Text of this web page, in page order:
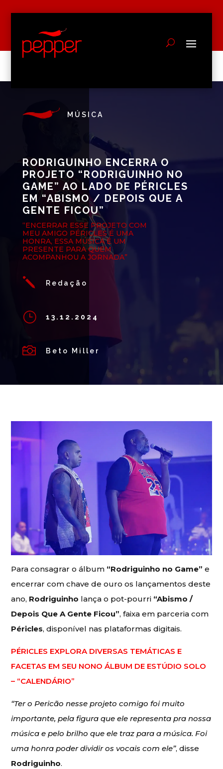
MÚSICA
RODRIGUINHO ENCERRA O
PROJETO “RODRIGUINHO NO
GAME” AO LADO DE PÉRICLES
EM “ABISMO / DEPOIS QUE A
GENTE FICOU”
“ENCERRAR ESSE PROJETO COM
MEU AMIGO PÉRICLES É UMA
HONRA, ESSA MÚSICA É UM
PRESENTE PARA QUEM
ACOMPANHOU A JORNADA”
j Redação
} 13.12.2024
 Beto Miller
Para consagrar o álbum “Rodriguinho no Game”e
encerrar com chave de ouro os lançamentos deste
ano, Rodriguinho lança o pot-pourri “Abismo /
Depois Que A Gente Ficou”, faixa em parceria com
Péricles, disponível nas plataformas digitais.
PÉRICLES EXPLORA DIVERSAS TEMÁTICAS E
FACETAS EM SEU NONO ÁLBUM DE ESTÚDIO SOLO
– “CALENDÁRIO”
“Ter o Pericão nesse projeto comigo foi muito
importante, pela figura que ele representa pra nossa
música e pelo brilho que ele traz para a música. Foi
uma honra poder dividir os vocais com ele”, disse
Rodriguinho.